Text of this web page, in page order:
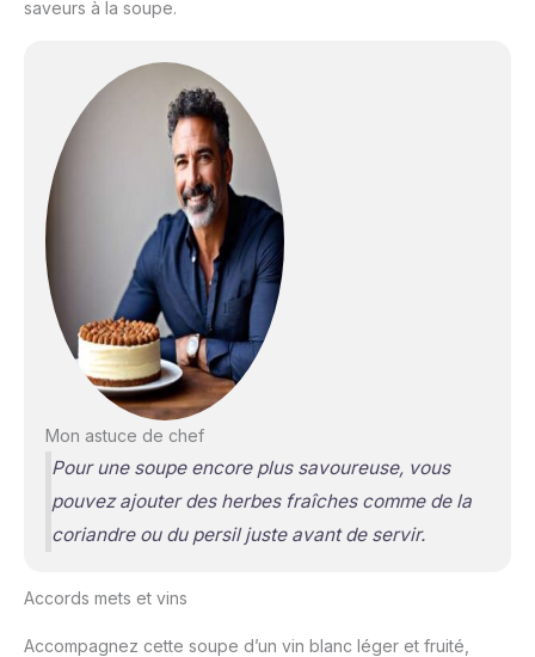
saveurs à la soupe.
Mon astuce de chef
Pour une soupe encore plus savoureuse, vous
pouvez ajouter des herbes fraîches comme de la
coriandre ou du persil juste avant de servir.
Accords mets et vins
Accompagnez cette soupe d’un vin blanc léger et fruité,